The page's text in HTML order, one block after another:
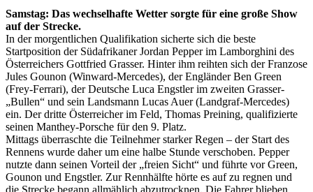
Samstag: Das wechselhafte Wetter sorgte für eine große Show
auf der Strecke.
In der morgentlichen Qualifikation sicherte sich die beste
Startposition der Südafrikaner Jordan Pepper im Lamborghini des
Österreichers Gottfried Grasser. Hinter ihm reihten sich der Franzose
Jules Gounon (Winward-Mercedes), der Engländer Ben Green
(Frey-Ferrari), der Deutsche Luca Engstler im zweiten Grasser-
„Bullen“ und sein Landsmann Lucas Auer (Landgraf-Mercedes)
ein. Der dritte Österreicher im Feld, Thomas Preining, qualifizierte
seinen Manthey-Porsche für den 9. Platz.
Mittags überraschte die Teilnehmer starker Regen – der Start des
Rennens wurde daher um eine halbe Stunde verschoben. Pepper
nutzte dann seinen Vorteil der „freien Sicht“ und führte vor Green,
Gounon und Engstler. Zur Rennhälfte hörte es auf zu regnen und
die Strecke begann allmählich abzutrocknen. Die Fahrer blieben